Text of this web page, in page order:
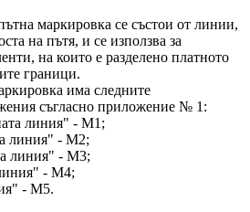
маркировка се състои от линии,
на пътя, и се използва за
на които е разделено платното
граници.
има следните
съгласно приложение № 1:
линия" - М1;
линия" - М2;
линия" - М3;
- М4;
- М5.